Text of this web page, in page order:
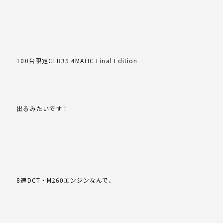
100台限定GLB35 4MATIC Final Edition
出るみたいです！
8速DCT・M260エンジンなんで、